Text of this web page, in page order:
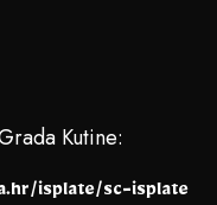
Kutine:
isplate/sc-isplate